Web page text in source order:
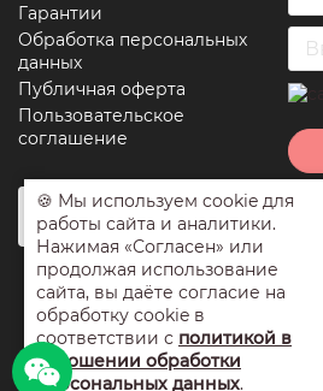
Гарантии
Обработка персональных
данных
Публичная оферта
Пользовательское
соглашение
🍪 Мы используем cookie для
работы сайта и аналитики.
Нажимая «Согласен» или
продолжая использование
сайта, вы даёте согласие на
обработку cookie в
соответствии с политикой в
отношении обработки
персональных данных.